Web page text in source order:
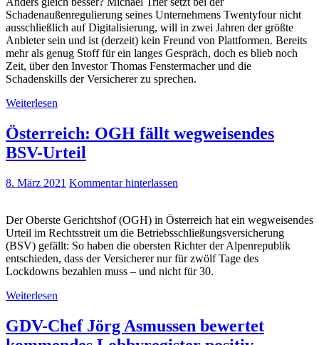
Schadenaußenregulierung seines Unternehmens Twentyfour nicht
ausschließlich auf Digitalisierung, will in zwei Jahren der größte
Anbieter sein und ist (derzeit) kein Freund von Plattformen. Bereits
mehr als genug Stoff für ein langes Gespräch, doch es blieb noch
Zeit, über den Investor Thomas Fenstermacher und die
Schadenskills der Versicherer zu sprechen.
Weiterlesen
Österreich: OGH fällt wegweisendes
BSV-Urteil
8. März 2021 Kommentar hinterlassen
Der Oberste Gerichtshof (OGH) in Österreich hat ein wegweisendes
Urteil im Rechtsstreit um die Betriebsschließungsversicherung
(BSV) gefällt: So haben die obersten Richter der Alpenrepublik
entschieden, dass der Versicherer nur für zwölf Tage des
Lockdowns bezahlen muss – und nicht für 30.
Weiterlesen
GDV-Chef Jörg Asmussen bewertet